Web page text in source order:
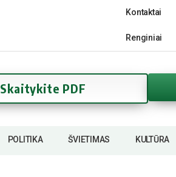
Kontaktai
Renginiai
Skaitykite PDF
POLITIKA ŠVIETIMAS KULTŪRA